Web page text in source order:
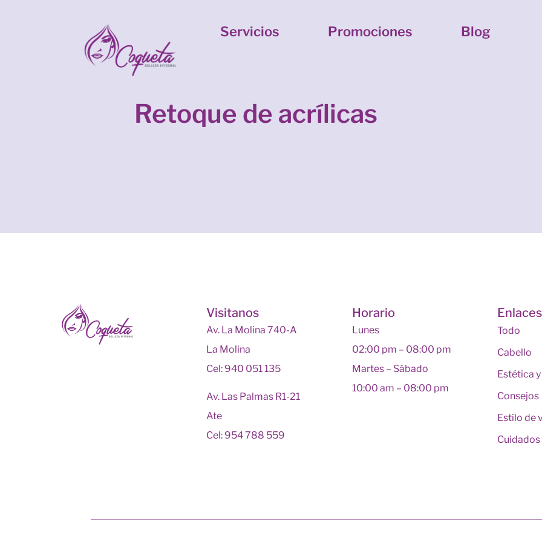
Servicios Promociones Blog
Retoque de acrílicas
Visitanos
Av. La Molina 740-A
La Molina
Cel: 940 051 135
Av. Las Palmas R1-21
Ate
Cel: 954 788 559
Horario
Lunes
02:00 pm – 08:00 pm
Martes – Sábado
10:00 am – 08:00 pm
Enlaces
Todo
Cabello
Estética
Consejos
Estilo de